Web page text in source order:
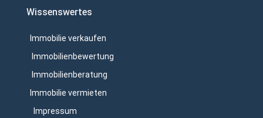
Wissenswertes
Immobilie verkaufen
Immobilienbewertung
Immobilienberatung
Immobilie vermieten
Impressum